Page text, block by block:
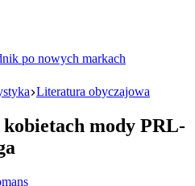
Literatura obyczajowa
kobietach mody PRL-